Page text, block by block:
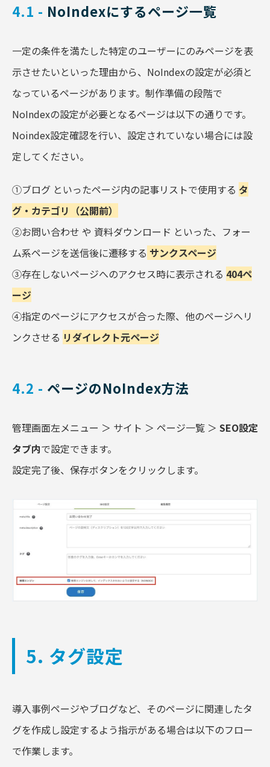
4.1 - NoIndexにするページ一覧
一定の条件を満たした特定のユーザーにのみページを表
示させたいといった理由から、NoIndexの設定が必須と
なっているページがあります。制作準備の段階で
NoIndexの設定が必要となるページは以下の通りです。
Noindex設定確認を行い、設定されていない場合には設
定してください。
①ブログ といったページ内の記事リストで使用する タ
グ・カテゴリ（公開前）
②お問い合わせ や 資料ダウンロード といった、フォー
ム系ページを送信後に遷移する サンクスページ
③存在しないページへのアクセス時に表示される 404ペ
ージ
④指定のページにアクセスが合った際、他のページへリ
ンクさせる リダイレクト元ページ
4.2 - ページのNoIndex方法
管理画面左メニュー ＞ サイト ＞ ページ一覧 ＞ SEO設定
タブ内で設定できます。
設定完了後、保存ボタンをクリックします。
5. タグ設定
導入事例ページやブログなど、そのページに関連したタ
グを作成し設定するよう指示がある場合は以下のフロー
で作業します。